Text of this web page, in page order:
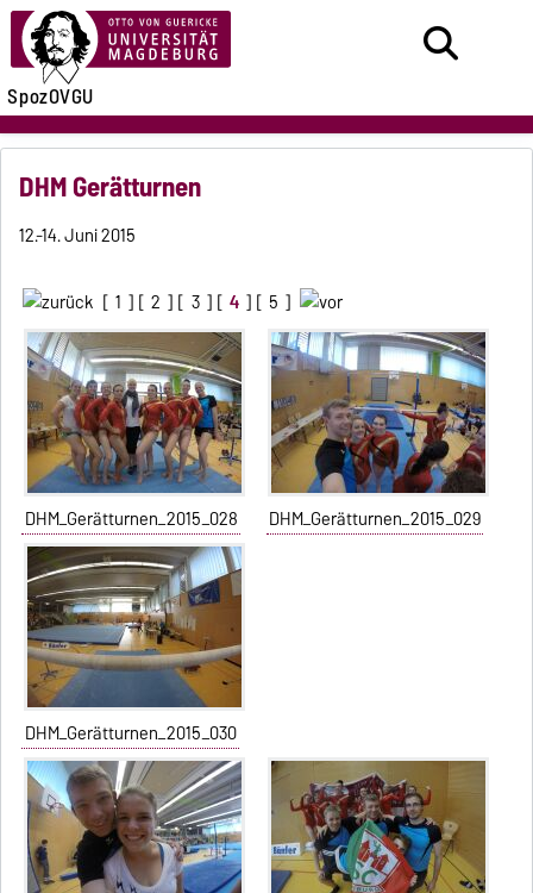
SpozOVGU
DHM Gerätturnen
12.-14. Juni 2015
[ 1 ] [ 2 ] [ 3 ] [ 4 ] [ 5 ]
DHM_Gerätturnen_2015_028 DHM_Gerätturnen_2015_029
DHM_Gerätturnen_2015_030